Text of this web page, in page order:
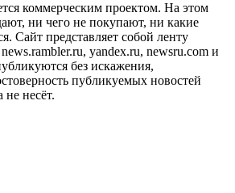
коммерческим проектом. На этом
ни чего не покупают, ни какие
Сайт представляет собой ленту
yandex.ru, newsru.com и
без искажения,
публикуемых новостей
несёт.